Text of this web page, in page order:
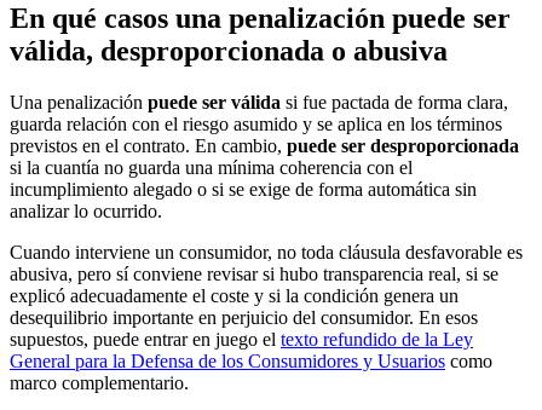
En qué casos una penalización puede ser
válida, desproporcionada o abusiva
Una penalización puede ser válida si fue pactada de forma clara,
guarda relación con el riesgo asumido y se aplica en los términos
previstos en el contrato. En cambio, puede ser desproporcionada
si la cuantía no guarda una mínima coherencia con el
incumplimiento alegado o si se exige de forma automática sin
analizar lo ocurrido.
Cuando interviene un consumidor, no toda cláusula desfavorable es
abusiva, pero sí conviene revisar si hubo transparencia real, si se
explicó adecuadamente el coste y si la condición genera un
desequilibrio importante en perjuicio del consumidor. En esos
supuestos, puede entrar en juego el texto refundido de la Ley
General para la Defensa de los Consumidores y Usuarios como
marco complementario.